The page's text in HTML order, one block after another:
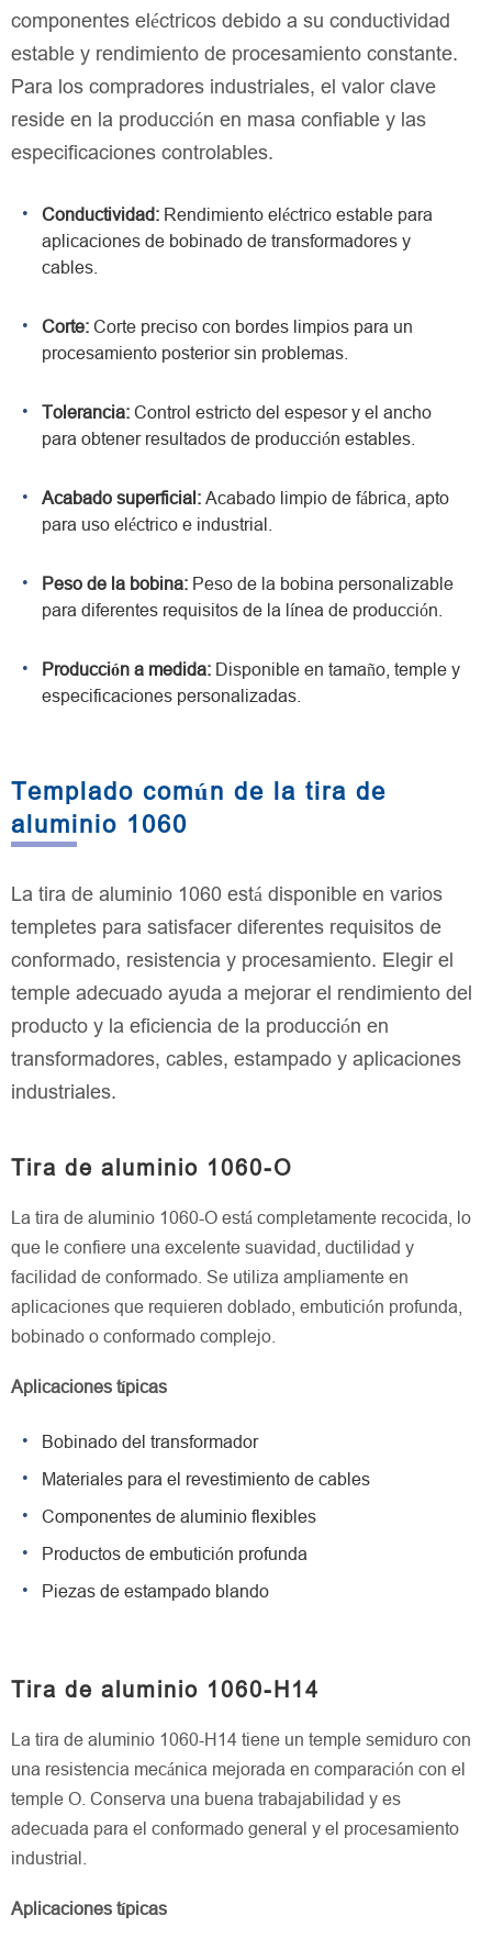
componentes eléctricos debido a su conductividad
estable y rendimiento de procesamiento constante.
Para los compradores industriales, el valor clave
reside en la producción en masa confiable y las
especificaciones controlables.
Conductividad: Rendimiento eléctrico estable para
aplicaciones de bobinado de transformadores y
cables.
Corte: Corte preciso con bordes limpios para un
procesamiento posterior sin problemas.
Tolerancia: Control estricto del espesor y el ancho
para obtener resultados de producción estables.
Acabado superficial: Acabado limpio de fábrica, apto
para uso eléctrico e industrial.
Peso de la bobina: Peso de la bobina personalizable
para diferentes requisitos de la línea de producción.
Producción a medida: Disponible en tamaño, temple y
especificaciones personalizadas.
Templado común de la tira de
aluminio 1060
La tira de aluminio 1060 está disponible en varios
templetes para satisfacer diferentes requisitos de
conformado, resistencia y procesamiento. Elegir el
temple adecuado ayuda a mejorar el rendimiento del
producto y la eficiencia de la producción en
transformadores, cables, estampado y aplicaciones
industriales.
Tira de aluminio 1060-O
La tira de aluminio 1060-O está completamente recocida, lo
que le confiere una excelente suavidad, ductilidad y
facilidad de conformado. Se utiliza ampliamente en
aplicaciones que requieren doblado, embutición profunda,
bobinado o conformado complejo.
Aplicaciones típicas
Bobinado del transformador
Materiales para el revestimiento de cables
Componentes de aluminio flexibles
Productos de embutición profunda
Piezas de estampado blando
Tira de aluminio 1060-H14
La tira de aluminio 1060-H14 tiene un temple semiduro con
una resistencia mecánica mejorada en comparación con el
temple O. Conserva una buena trabajabilidad y es
adecuada para el conformado general y el procesamiento
industrial.
Aplicaciones típicas